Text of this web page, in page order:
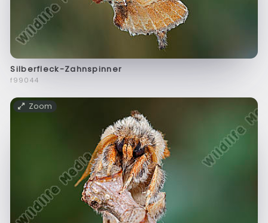
Silberfleck-Zahnspinner
f99044
Zoom